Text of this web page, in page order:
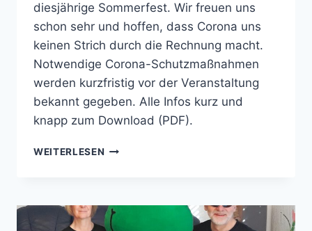
diesjährige Sommerfest. Wir freuen uns
schon sehr und hoffen, dass Corona uns
keinen Strich durch die Rechnung macht.
Notwendige Corona-Schutzmaßnahmen
werden kurzfristig vor der Veranstaltung
bekannt gegeben. Alle Infos kurz und
knapp zum Download (PDF).
WEITERLESEN SOMMERFEST